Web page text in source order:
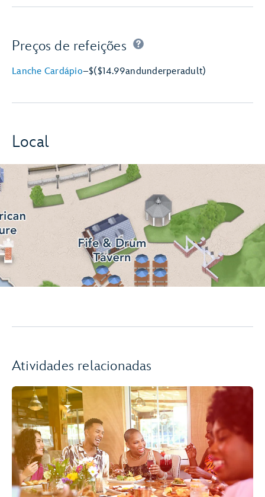
Preços de refeições
Lanche Cardápio–$($14.99andunderperadult)
Local
Atividades relacionadas